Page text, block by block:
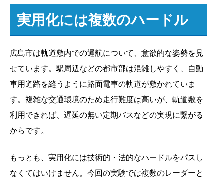
実用化には複数のハードル
広島市は軌道敷内での運航について、意欲的な姿勢を見
せています。駅周辺などの都市部は混雑しやすく、自動
車用道路を縫うように路面電車の軌道が敷かれていま
す。複雑な交通環境のため走行難度は高いが、軌道敷を
利用できれば、遅延の無い定期バスなどの実現に繋がる
からです。
もっとも、実用化には技術的・法的なハードルをパスし
なくてはいけません。今回の実験では複数のレーダーと